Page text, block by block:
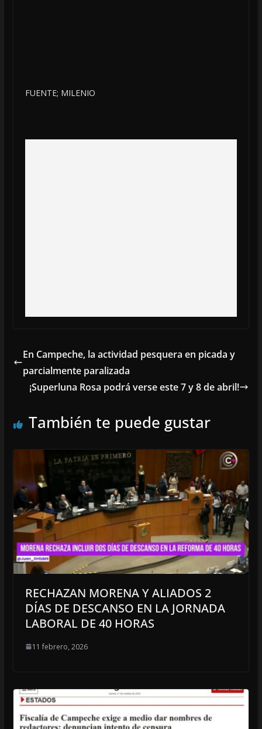
FUENTE; MILENIO
En Campeche, la actividad pesquera en picada y
parcialmente paralizada
¡Superluna Rosa podrá verse este 7 y 8 de abril!
También te puede gustar
RECHAZAN MORENA Y ALIADOS 2
DÍAS DE DESCANSO EN LA JORNADA
LABORAL DE 40 HORAS
11 febrero, 2026